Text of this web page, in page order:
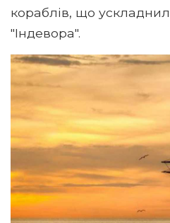
кораблів, що
"Індевора".